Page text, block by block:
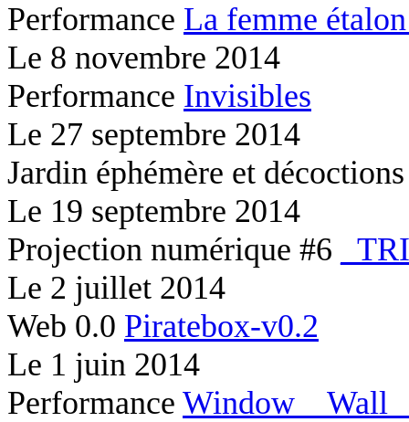
Performance La femme
Le 8 novembre 2014
Performance Invisibles
Le 27 septembre 2014
Jardin éphémère et
Le 19 septembre 2014
Projection numérique #6
Le 2 juillet 2014
Web 0.0 Piratebox-v0.2
Le 1 juin 2014
Performance Window